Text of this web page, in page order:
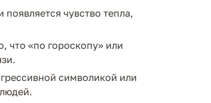
чувство тепла,
что «по гороскопу» или
символикой или